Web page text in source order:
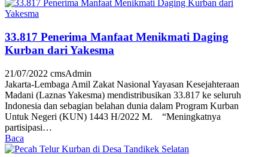
33.817 Penerima Manfaat Menikmati Daging
Kurban dari Yakesma
21/07/2022 cmsAdmin
Jakarta-Lembaga Amil Zakat Nasional Yayasan Kesejahteraan
Madani (Laznas Yakesma) mendistribusikan 33.817 ke seluruh
Indonesia dan sebagian belahan dunia dalam Program Kurban
Untuk Negeri (KUN) 1443 H/2022 M. “Meningkatnya
partisipasi…
Baca